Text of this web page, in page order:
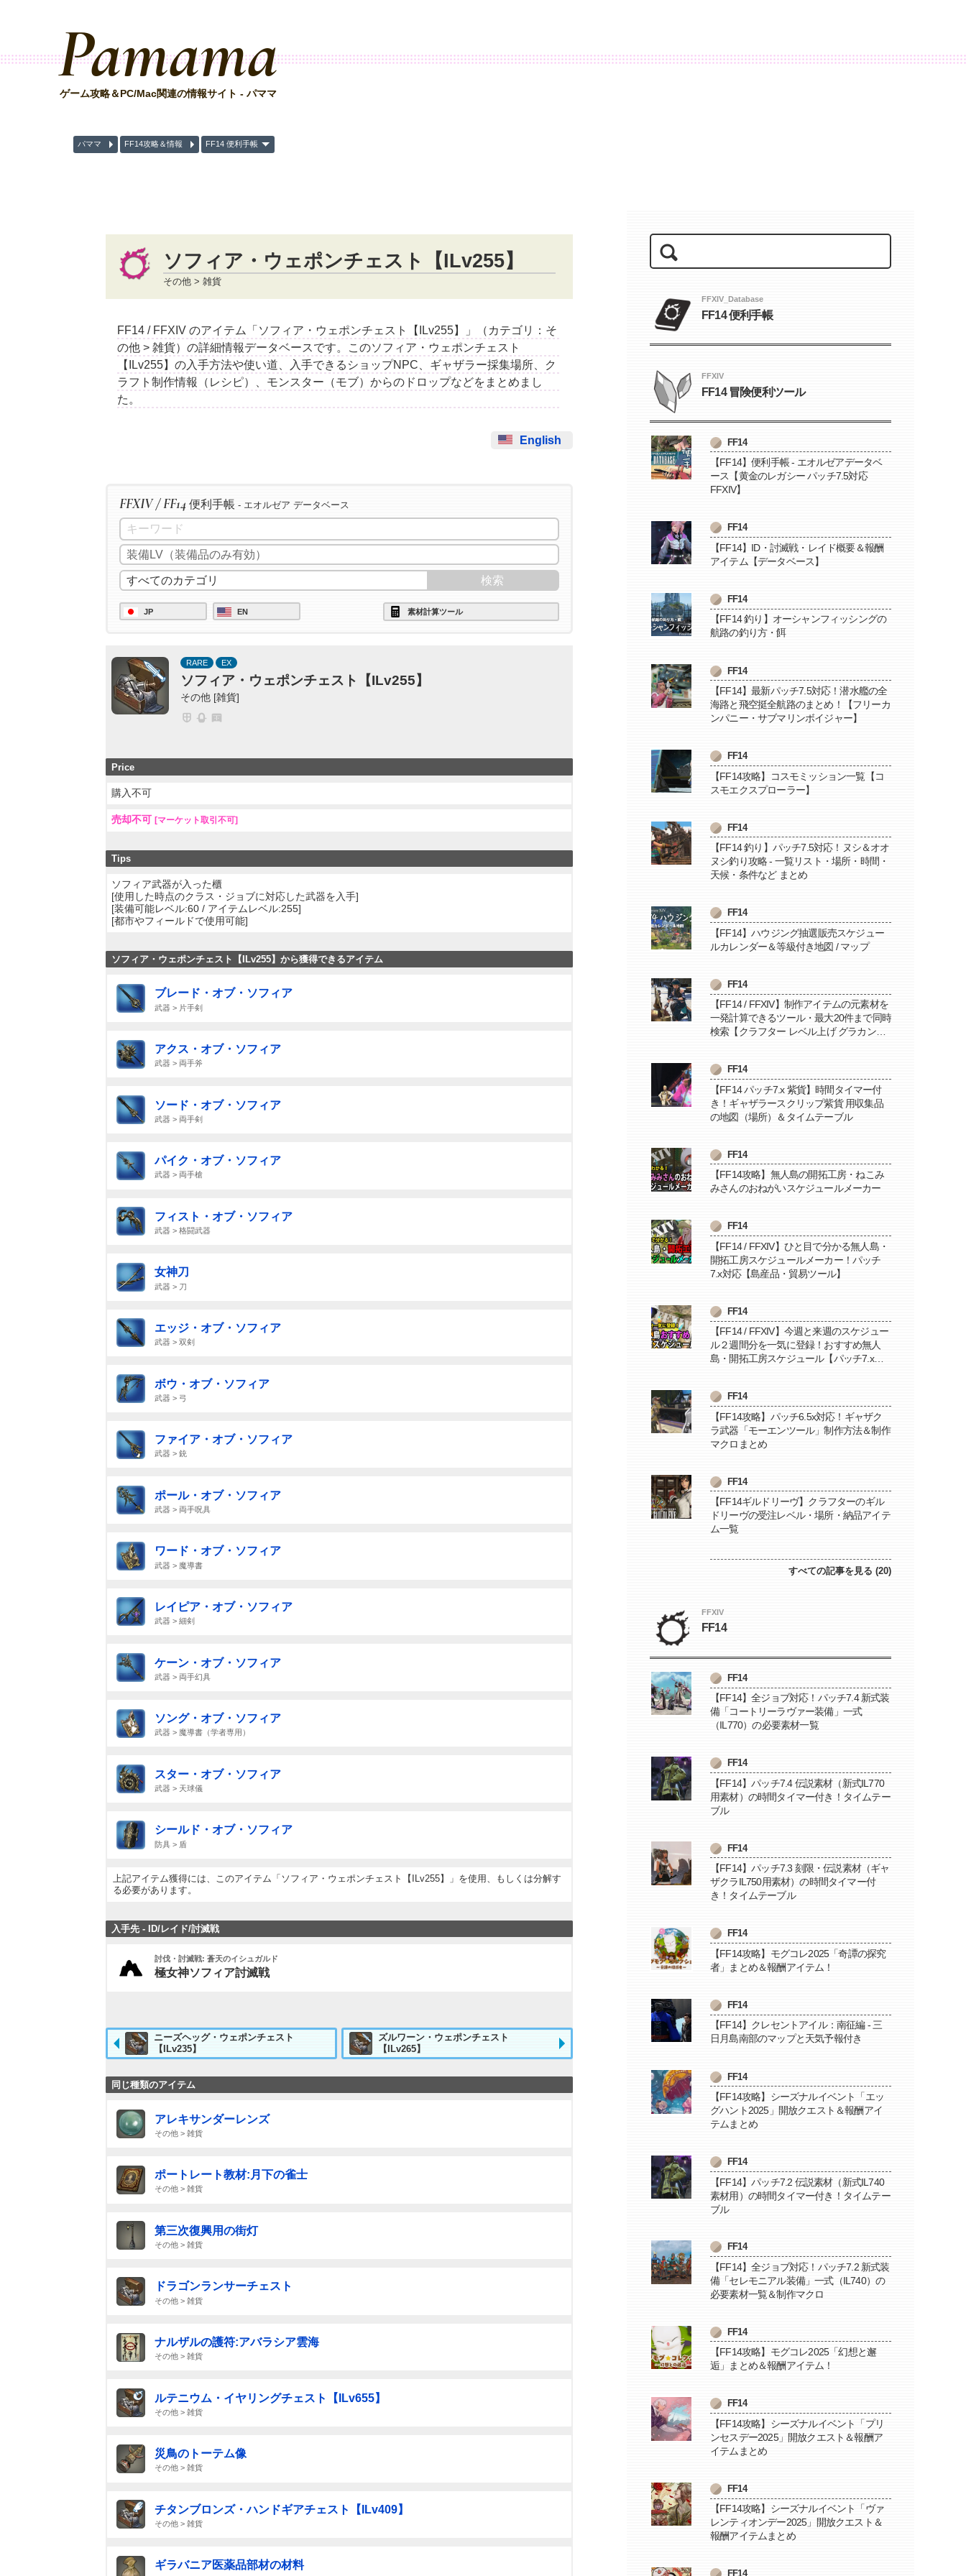
Pamama
ゲーム攻略＆PC/Mac関連の情報サイト - パママ
パママ FF14攻略＆情報 FF14 便利手帳
ソフィア・ウェポンチェスト【ILv255】
その他 > 雑貨
FF14 / FFXIV のアイテム「ソフィア・ウェポンチェスト【ILv255】」（カテゴリ：そ
の他 > 雑貨）の詳細情報データベースです。このソフィア・ウェポンチェスト
【ILv255】の入手方法や使い道、入手できるショップNPC、ギャザラー採集場所、ク
ラフト制作情報（レシピ）、モンスター（モブ）からのドロップなどをまとめまし
た。
English
FFXIV / FF14 便利手帳 - エオルゼア データベース
JP EN 素材計算ツール
RARE EX
ソフィア・ウェポンチェスト【ILv255】
その他 [雑貨]
Price
購入不可
売却不可 [マーケット取引不可]
Tips
ソフィア武器が入った櫃
[使用した時点のクラス・ジョブに対応した武器を入手]
[装備可能レベル:60 / アイテムレベル:255]
[都市やフィールドで使用可能]
ソフィア・ウェポンチェスト【ILv255】から獲得できるアイテム
ブレード・オブ・ソフィア
武器 > 片手剣
アクス・オブ・ソフィア
武器 > 両手斧
ソード・オブ・ソフィア
武器 > 両手剣
パイク・オブ・ソフィア
武器 > 両手槍
フィスト・オブ・ソフィア
武器 > 格闘武器
女神刀
武器 > 刀
エッジ・オブ・ソフィア
武器 > 双剣
ボウ・オブ・ソフィア
武器 > 弓
ファイア・オブ・ソフィア
武器 > 銃
ポール・オブ・ソフィア
武器 > 両手呪具
ワード・オブ・ソフィア
武器 > 魔導書
レイピア・オブ・ソフィア
武器 > 細剣
ケーン・オブ・ソフィア
武器 > 両手幻具
ソング・オブ・ソフィア
武器 > 魔導書（学者専用）
スター・オブ・ソフィア
武器 > 天球儀
シールド・オブ・ソフィア
防具 > 盾
上記アイテム獲得には、このアイテム「ソフィア・ウェポンチェスト【ILv255】」を使用、もしくは分解す
る必要があります。
入手先 - ID/レイド/討滅戦
討伐・討滅戦: 蒼天のイシュガルド
極女神ソフィア討滅戦
ニーズヘッグ・ウェポンチェスト
【ILv235】
ズルワーン・ウェポンチェスト
【ILv265】
同じ種類のアイテム
アレキサンダーレンズ
その他 > 雑貨
ポートレート教材:月下の雀士
その他 > 雑貨
第三次復興用の街灯
その他 > 雑貨
ドラゴンランサーチェスト
その他 > 雑貨
ナルザルの護符:アバラシア雲海
その他 > 雑貨
ルテニウム・イヤリングチェスト【ILv655】
その他 > 雑貨
災鳥のトーテム像
その他 > 雑貨
チタンブロンズ・ハンドギアチェスト【ILv409】
その他 > 雑貨
ギラバニア医薬品部材の材料
FFXIV_Database
FF14 便利手帳
FFXIV
FF14 冒険便利ツール
FF14
【FF14】便利手帳 - エオルゼアデータベ
ース【黄金のレガシー パッチ7.5対応
FFXIV】
FF14
【FF14】ID・討滅戦・レイド概要＆報酬
アイテム【データベース】
FF14
【FF14 釣り】オーシャンフィッシングの
航路の釣り方・餌
FF14
【FF14】最新パッチ7.5対応！潜水艦の全
海路と飛空挺全航路のまとめ！【フリーカ
ンパニー・サブマリンボイジャー】
FF14
【FF14攻略】コスモミッション一覧【コ
スモエクスプローラー】
FF14
【FF14 釣り】パッチ7.5対応！ヌシ＆オオ
ヌシ釣り攻略 - 一覧リスト・場所・時間・
天候・条件など まとめ
FF14
【FF14】ハウジング抽選販売スケジュー
ルカレンダー＆等級付き地図 / マップ
FF14
【FF14 / FFXIV】制作アイテムの元素材を
一発計算できるツール・最大20件まで同時
検索【クラフター レベル上げ グラカン納
FF14
【FF14 パッチ7.x 紫貨】時間タイマー付
き！ギャザラースクリップ紫貨 用収集品
の地図（場所）＆タイムテーブル
FF14
【FF14攻略】無人島の開拓工房・ねこみ
みさんのおねがいスケジュールメーカー
FF14
【FF14 / FFXIV】ひと目で分かる無人島・
開拓工房スケジュールメーカー！パッチ
7.x対応【島産品・貿易ツール】
FF14
【FF14 / FFXIV】今週と来週のスケジュー
ル２週間分を一気に登録！おすすめ無人
島・開拓工房スケジュール【パッチ7.x対
FF14
【FF14攻略】パッチ6.5x対応！ギャザク
ラ武器「モーエンツール」制作方法＆制作
マクロまとめ
FF14
【FF14ギルドリーヴ】クラフターのギル
ドリーヴの受注レベル・場所・納品アイテ
ム一覧
すべての記事を見る (20)
FFXIV
FF14
FF14
【FF14】全ジョブ対応！パッチ7.4 新式装
備「コートリーラヴァー装備」一式
（IL770）の必要素材一覧
FF14
【FF14】パッチ7.4 伝説素材（新式IL770
用素材）の時間タイマー付き！タイムテー
ブル
FF14
【FF14】パッチ7.3 刻限・伝説素材（ギャ
ザクラIL750用素材）の時間タイマー付
き！タイムテーブル
FF14
【FF14攻略】モグコレ2025「奇譚の探究
者」まとめ＆報酬アイテム！
FF14
【FF14】クレセントアイル：南征編 - 三
日月島南部のマップと天気予報付き
FF14
【FF14攻略】シーズナルイベント「エッ
グハント2025」開放クエスト＆報酬アイ
テムまとめ
FF14
【FF14】パッチ7.2 伝説素材（新式IL740
素材用）の時間タイマー付き！タイムテー
ブル
FF14
【FF14】全ジョブ対応！パッチ7.2 新式装
備「セレモニアル装備」一式（IL740）の
必要素材一覧＆制作マクロ
FF14
【FF14攻略】モグコレ2025「幻想と邂
逅」まとめ＆報酬アイテム！
FF14
【FF14攻略】シーズナルイベント「プリ
ンセスデー2025」開放クエスト＆報酬ア
イテムまとめ
FF14
【FF14攻略】シーズナルイベント「ヴァ
レンティオンデー2025」開放クエスト＆
報酬アイテムまとめ